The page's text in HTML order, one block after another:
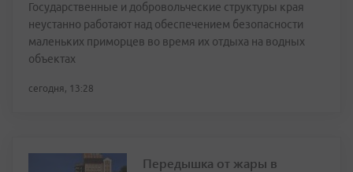
Государственные и добровольческие структуры края
неустанно работают над обеспечением безопасности
маленьких приморцев во время их отдыха на водных
объектах
сегодня, 13:28
Передышка от жары в